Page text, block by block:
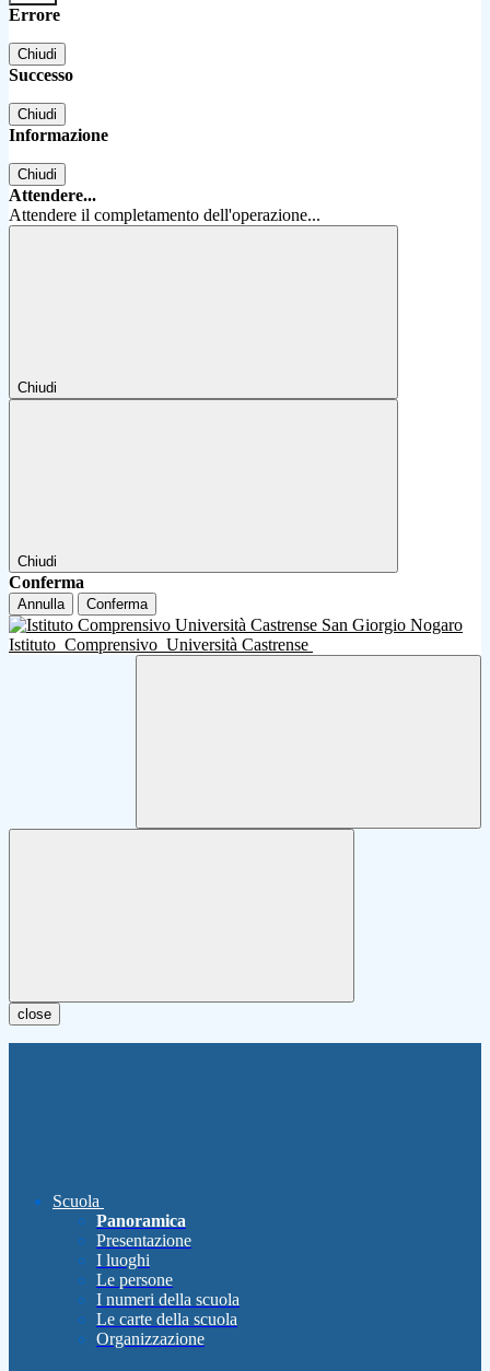
Errore
Chiudi
Successo
Chiudi
Informazione
Chiudi
Attendere...
Attendere il completamento dell'operazione...
Chiudi
Chiudi
Conferma
Annulla Conferma
Istituto Comprensivo Università Castrense
close
Scuola
Panoramica
Presentazione
I luoghi
Le persone
I numeri della scuola
Le carte della scuola
Organizzazione